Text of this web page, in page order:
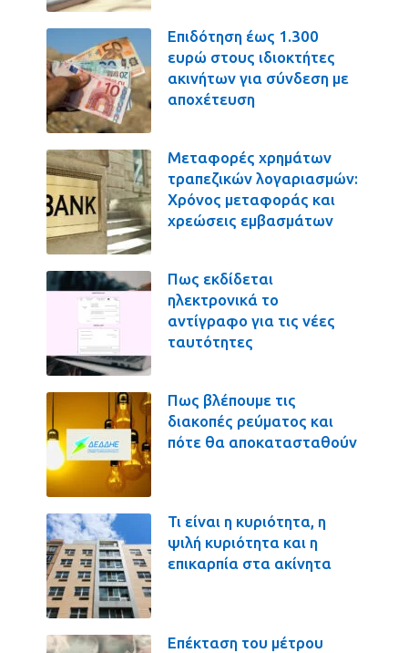
Επιδότηση έως 1.300
ευρώ στους ιδιοκτήτες
ακινήτων για σύνδεση με
αποχέτευση
Μεταφορές χρημάτων
τραπεζικών λογαριασμών:
Χρόνος μεταφοράς και
χρεώσεις εμβασμάτων
Πως εκδίδεται
ηλεκτρονικά το
αντίγραφο για τις νέες
ταυτότητες
Πως βλέπουμε τις
διακοπές ρεύματος και
πότε θα αποκατασταθούν
Τι είναι η κυριότητα, η
ψιλή κυριότητα και η
επικαρπία στα ακίνητα
Επέκταση του μέτρου